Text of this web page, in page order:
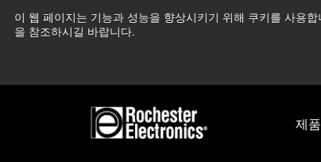
이 웹 페이지는 기능과 성능을 향상시키기 위해 쿠키를 사용
을 참조하시길 바랍니다.
츠
건
중동 지역 상황
제품